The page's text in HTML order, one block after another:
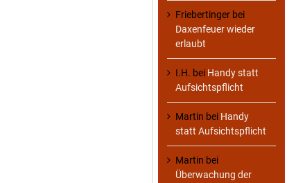
Friebertinger bei
Daxenfeuer wieder
erlaubt
I.H. bei Handy statt
Aufsichtspflicht
Martin bei Handy
statt Aufsichtspflicht
Martin bei
Überwachung der